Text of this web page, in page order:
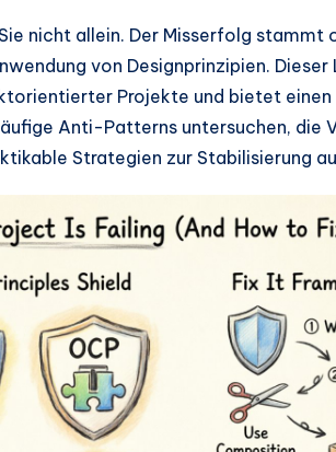
nicht allein. Der Misserfolg stammt
von Designprinzipien.
Projekte und bietet einen
Anti-Patterns untersuchen, die
Strategien zur Stabilisierung